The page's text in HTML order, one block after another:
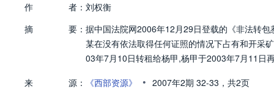
作 者： 刘权衡
摘
要： 据中国法院网2006年12月29日登载的《非法转
某在没有依法取得任何证照的情况下占有和开采
03年7月10日转租给杨甲,杨甲于2003年7月11日
来
源： 《西部资源》 • 2007年2期 32-33， 共2页